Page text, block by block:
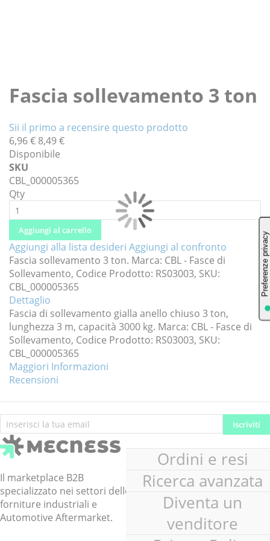
all'inizio
della
di
immagini
Fascia sollevamento 3 ton
Sii il primo a recensire questo prodotto
6,96 € 8,49 €
Disponibile
SKU
CBL_000005365
Qty
Aggiungi al carrello
Aggiungi alla lista desideri Aggiungi al confronto
Fascia sollevamento 3 ton. Marca: CBL - Fasce di
Sollevamento, Codice Prodotto: RS03003, SKU:
CBL_000005365
Dettaglio
Fascia di sollevamento gialla anello chiuso 3 ton,
lunghezza 3 m, capacità 3000 kg. Marca: CBL - Fasce di
Sollevamento, Codice Prodotto: RS03003, SKU:
CBL_000005365
Maggiori Informazioni
Recensioni
Iscriviti
alla
nostra
Newsletter:
Iscriviti
Il marketplace B2B
specializzato nei settori delle
forniture industriali e
Automotive Aftermarket.
Ordini e resi
Ricerca avanzata
Diventa un
venditore